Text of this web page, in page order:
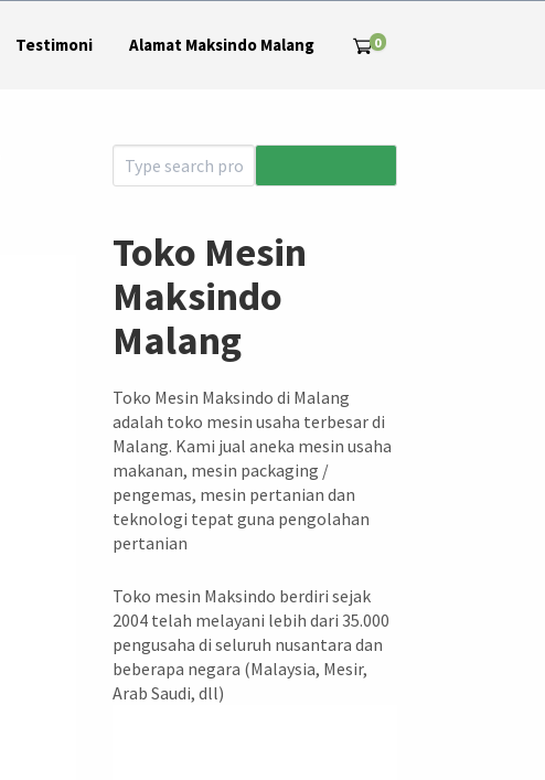
Testimoni Alamat Maksindo Malang 0
Toko Mesin
Maksindo
Malang
Toko Mesin Maksindo di Malang
adalah toko mesin usaha terbesar di
Malang. Kami jual aneka mesin usaha
makanan, mesin packaging /
pengemas, mesin pertanian dan
teknologi tepat guna pengolahan
pertanian
Toko mesin Maksindo berdiri sejak
2004 telah melayani lebih dari 35.000
pengusaha di seluruh nusantara dan
beberapa negara (Malaysia, Mesir,
Arab Saudi, dll)